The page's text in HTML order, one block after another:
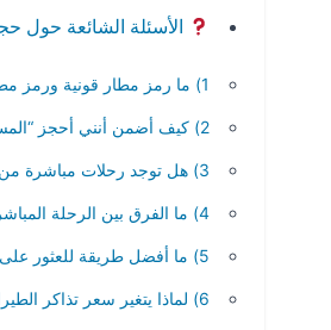
الأسئلة الشائعة حول
1) ما رمز مطار قونية ورمز مطار الرياض في الحجز؟
2) كيف أضمن أنني أحجز “المسار الصحيح” من قونية إلى الرياض داخل محرك بحث طيران دايركت؟
3) هل توجد رحلات مباشرة من قونية (KYA) إلى الرياض (RUH)؟
4) ما الفرق بين الرحلة المباشرة والرحلة غير المباشرة من قونية إلى الرياض عند الحجز؟
5) ما أفضل طريقة للعثور على أرخص تذكرة من قونية إلى الرياض دون التضحية براحة السفر؟
6) لماذا يتغير سعر تذاكر الطيران من قونية إلى الرياض بسرعة؟